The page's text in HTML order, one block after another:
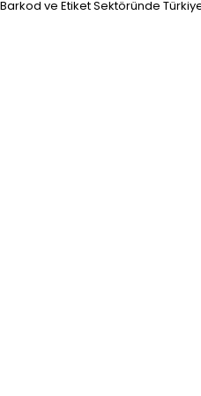
Barkod ve Etiket Sektöründe